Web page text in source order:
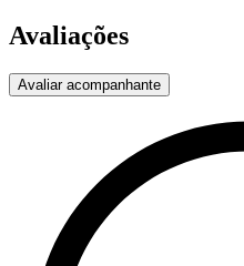
Avaliações
Avaliar acompanhante